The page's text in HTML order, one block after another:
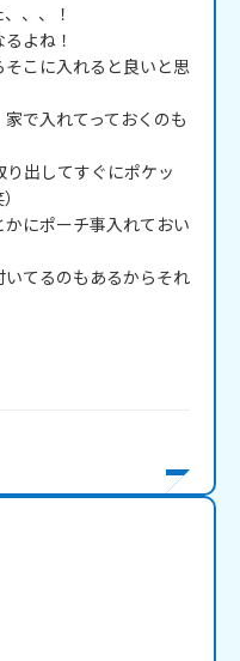
、、！
よね！
こに入れると良いと思
で入れてっておくのも
出してすぐにポケッ
にポーチ事入れておい
てるのもあるからそれ